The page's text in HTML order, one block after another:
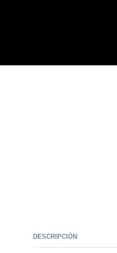
DESCRIPCIÓN